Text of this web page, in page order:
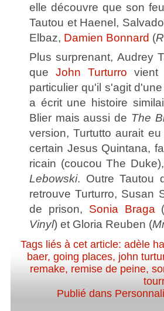
elle découvre que son
Tautou et Haenel,
Elbaz, Damien Bonnard (
Plus surprenant, Audrey
que John Turturro vient
particulier qu'il s'agit
a écrit une histoire
Blier mais aussi de The
version, Turtutto aurait
certain Jesus Quintana,
ricain (coucou The
Lebowski. Outre Tautou
retrouve Turturro, Susan
de prison, Sonia Braga
Vinyl) et Gloria Reuben (
Tags liés à cet article: adèle
baer, going places, john
remake, remise de peine,
Publié dans